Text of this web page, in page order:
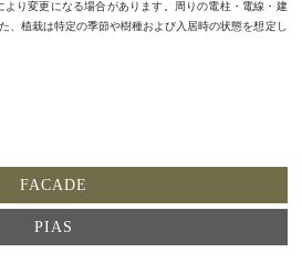
より変更になる場合があります。周りの電柱・電線・建
、植栽は特定の季節や樹種および入居時の状態を想定し
FACADE
PIAS